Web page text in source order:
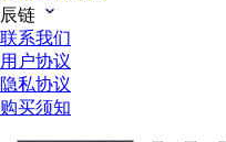
辰链
联系我们
用户协议
隐私协议
购买须知